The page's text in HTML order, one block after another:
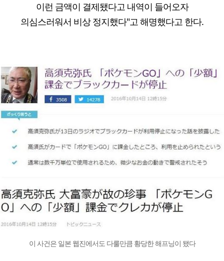
이런 금액이 결제됐다고 내역이 들어오자
의심스러워서 비상 정지했다"고 해명했다고 한다.
이 사건은 일본 웹진에서도 다룰만큼 황당한 해프닝이 됐다